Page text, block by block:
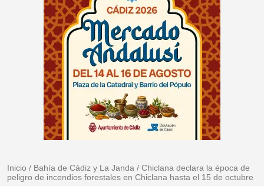
Inicio / Bahía de Cádiz y La Janda / Chiclana declara la época de
peligro de incendios forestales en Chiclana hasta el 15 de octubre